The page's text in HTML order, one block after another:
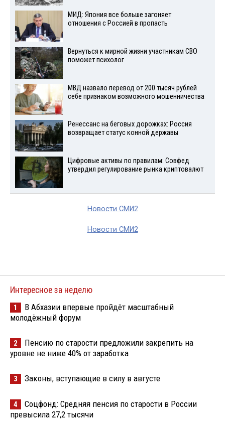
МИД: Япония все больше загоняет
отношения с Россией в пропасть
Вернуться к мирной жизни участникам СВО
поможет психолог
МВД назвало перевод от 200 тысяч рублей
себе признаком возможного мошенничества
Ренессанс на беговых дорожках: Россия
возвращает статус конной державы
Цифровые активы по правилам: Совфед
утвердил регулирование рынка криптовалют
Новости СМИ2
Новости СМИ2
Интересное за неделю
1
В Абхазии впервые пройдёт масштабный
молодёжный форум
2
Пенсию по старости предложили закрепить на
уровне не ниже 40% от заработка
3 Законы, вступающие в силу в августе
4
Соцфонд: Средняя пенсия по старости в России
превысила 27,2 тысячи